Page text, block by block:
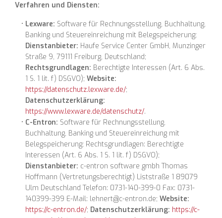
Verfahren und Diensten:
Lexware: Software für Rechnungsstellung, Buchhaltung,
Banking und Steuereinreichung mit Belegspeicherung;
Dienstanbieter: Haufe Service Center GmbH, Munzinger
Straße 9, 79111 Freiburg, Deutschland;
Rechtsgrundlagen: Berechtigte Interessen (Art. 6 Abs.
1 S. 1 lit. f) DSGVO); Website:
https://datenschutz.lexware.de/;
Datenschutzerklärung:
https://www.lexware.de/datenschutz/.
C-Entron: Software für Rechnungsstellung,
Buchhaltung, Banking und Steuereinreichung mit
Belegspeicherung; Rechtsgrundlagen: Berechtigte
Interessen (Art. 6 Abs. 1 S. 1 lit. f) DSGVO);
Dienstanbieter: c-entron software gmbh Thomas
Hoffmann (Vertretungsberechtigt) Liststraße 1 89079
Ulm Deutschland Telefon: 0731-140-399-0 Fax: 0731-
140399-399 E-Mail: lehnert@c-entron.de; Website:
https://c-entron.de/; Datenschutzerklärung: https://c-